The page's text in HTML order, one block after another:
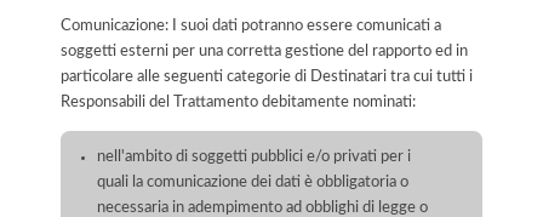
Comunicazione: I suoi dati potranno essere comunicati a
soggetti esterni per una corretta gestione del rapporto ed in
particolare alle seguenti categorie di Destinatari tra cui tutti i
Responsabili del Trattamento debitamente nominati:
nell'ambito di soggetti pubblici e/o privati per i
quali la comunicazione dei dati è obbligatoria o
necessaria in adempimento ad obblighi di legge o